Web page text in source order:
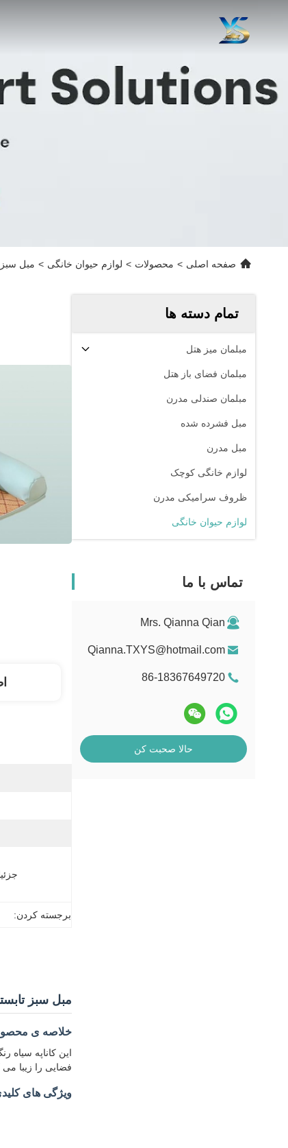
صفحه اصلی > محصولات > لوازم حیوان خانگی > مبل سبز
تمام دسته ها
مبلمان میز هتل
مبلمان فضای باز هتل
مبلمان صندلی مدرن
مبل فشرده شده
مبل مدرن
لوازم خانگی کوچک
ظروف سرامیکی مدرن
لوازم حیوان خانگی
تماس با ما
Mrs. Qianna Qian
Qianna.TXYS@hotmail.com
86-18367649720
حالا صحبت کن
برجسته کردن:
مبل سبز
خلاصه ی
اين کاناپه سياه
فضایی را زیبا
ویژگی های